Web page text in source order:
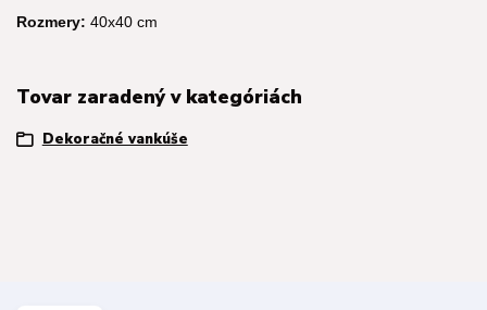
Rozmery: 40x40 cm
Tovar zaradený v kategóriách
Dekoračné vankúše